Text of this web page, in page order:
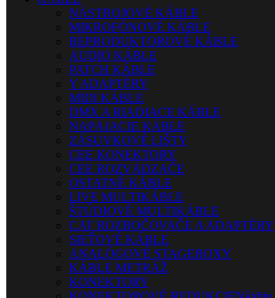
NÁSTROJOVÉ KÁBLE
MIKROFÓNOVÉ KÁBLE
REPRODUKTOROVÉ KÁBLE
AUDIO KÁBLE
PATCH KÁBLE
Y ADAPTÉRY
MIDI KÁBLE
DMX A RIADIACE KÁBLE
NAPÁJACIE KÁBLE
ZÁSUVKOVÉ LIŠTY
CEE KONEKTORY
CEE ROZVÁDZAČE
OSTATNÉ KÁBLE
LIVE MULTIKÁBLE
ŠTÚDIOVÉ MULTIKÁBLE
CAT ROZBOČOVAČE A ADAPTÉRY
SIEŤOVÉ KÁBLE
ANALÓGOVÉ STAGEBOXY
KÁBLE METRÁŽ
KONEKTORY